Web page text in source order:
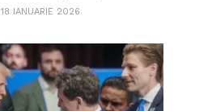
18 IANUARIE 2026